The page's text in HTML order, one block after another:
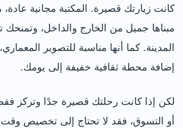
كانت زيارتك قصيرة. المكتبة مجانية عادة،
مبناها جميل من الخارج والداخل،
المدينة. كما أنها مناسبة للتصوير
إضافة محطة ثقافية خفيفة إلى يومك.
لكن إذا كانت رحلتك قصيرة جدًا وتركز
أو التسوق، فقد لا تحتاج إلى تخصيص